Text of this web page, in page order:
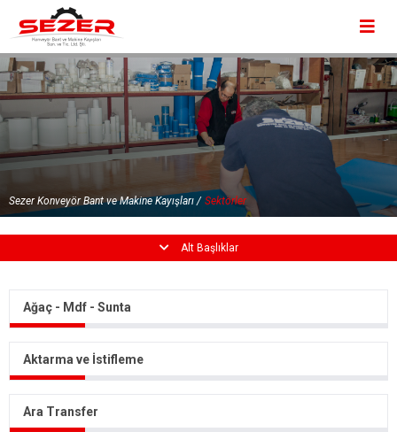
×
Sezer Konveyör Bant ve Makine Kayışları / Sektörler
Alt Başlıklar
Ağaç - Mdf - Sunta
Aktarma ve İstifleme
Ara Transfer
×
Kurumsal
Ürünlerimiz
Sektörler
Haberler
Üretim